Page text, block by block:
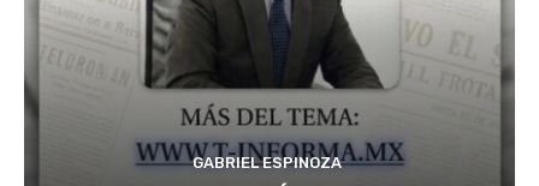
GABRIEL ESPINOZA